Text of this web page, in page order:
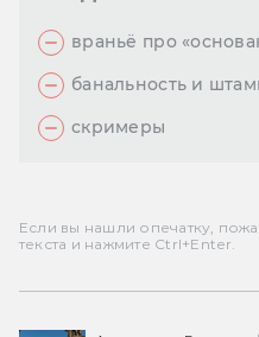
враньё про
банальность и
скримеры
Если вы нашли опечатку,
текста и нажмите Ctrl+Enter.